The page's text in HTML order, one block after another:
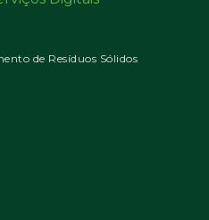
de Resíduos Sólidos